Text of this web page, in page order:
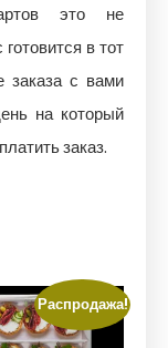
это не
в тот
заказа с вами
на который
заказ.
Распродажа!